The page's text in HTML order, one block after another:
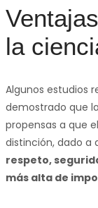
la
Algunos estudios
demostrado que
propensas a que
distinción, dado a
respeto,
más alta de